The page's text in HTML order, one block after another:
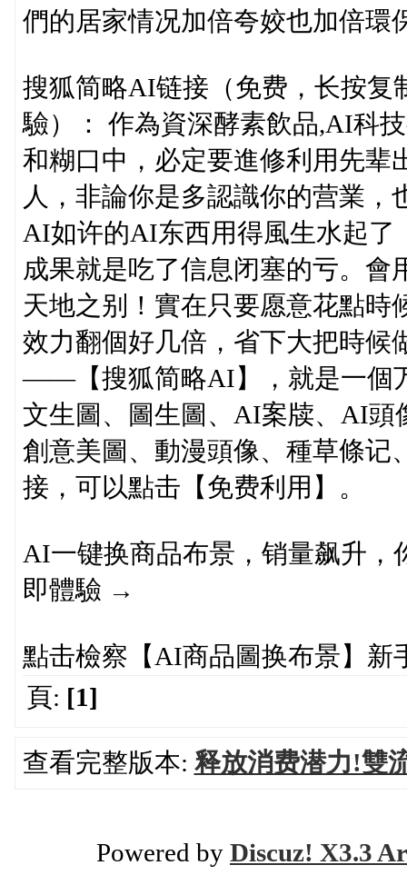
們的居家情况加倍夸姣也加倍環
搜狐简略AI链接（免费，长按复
驗）： 作為資深酵素飲品,AI科
和糊口中，必定要進修利用先辈
人，非論你是多認識你的营業
AI如许的AI东西用得風生水起了
成果就是吃了信息闭塞的亏。
天地之别！實在只要愿意花點時
效力翻個好几倍，省下大把時候
——【搜狐简略AI】，就是一個
文生圖、圖生圖、AI案牍、AI
創意美圖、動漫頭像、種草條记
接，可以點击【免费利用】。
AI一键换商品布景，销量飙升，
即體驗 →
點击檢察【AI商品圖换布景】
頁: [1]
查看完整版本: 释放消费潜力!雙
Powered by Discuz! X3.3